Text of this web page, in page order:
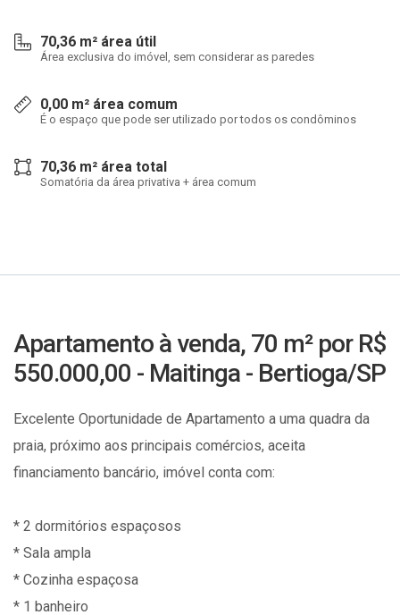
70,36 m² área útil
Área exclusiva do imóvel, sem considerar as paredes
0,00 m² área comum
É o espaço que pode ser utilizado por todos os condôminos
70,36 m² área total
Somatória da área privativa + área comum
Apartamento à venda, 70 m² por R$
550.000,00 - Maitinga - Bertioga/SP
Excelente Oportunidade de Apartamento a uma quadra da
praia, próximo aos principais comércios, aceita
financiamento bancário, imóvel conta com:
* 2 dormitórios espaçosos
* Sala ampla
* Cozinha espaçosa
* 1 banheiro